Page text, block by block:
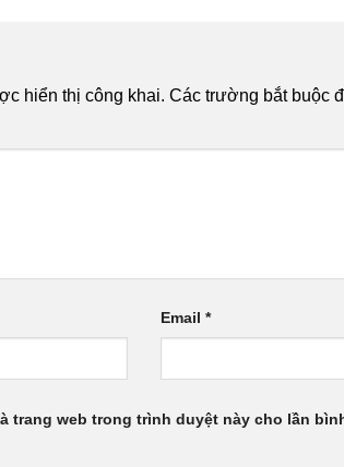
hiển thị công khai. Các trường bắt buộc
Email*
trang web trong trình duyệt này cho lần